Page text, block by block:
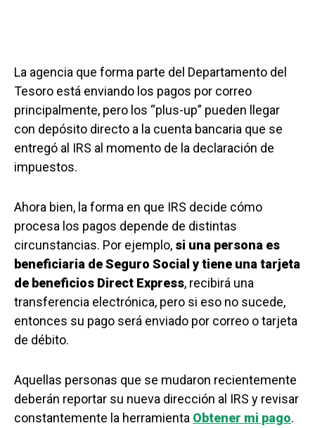
La agencia que forma parte del Departamento del
Tesoro está enviando los pagos por correo
principalmente, pero los “plus-up” pueden llegar
con depósito directo a la cuenta bancaria que se
entregó al IRS al momento de la declaración de
impuestos.
Ahora bien, la forma en que IRS decide cómo
procesa los pagos depende de distintas
circunstancias. Por ejemplo, si una persona es
beneficiaria de Seguro Social y tiene una tarjeta
de beneficios Direct Express, recibirá una
transferencia electrónica, pero si eso no sucede,
entonces su pago será enviado por correo o tarjeta
de débito.
Aquellas personas que se mudaron recientemente
deberán reportar su nueva dirección al IRS y revisar
constantemente la herramienta Obtener mi pago.